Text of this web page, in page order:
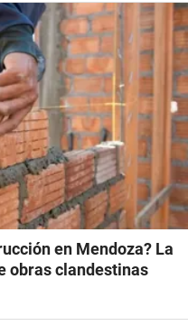
en Mendoza? La
obras clandestinas